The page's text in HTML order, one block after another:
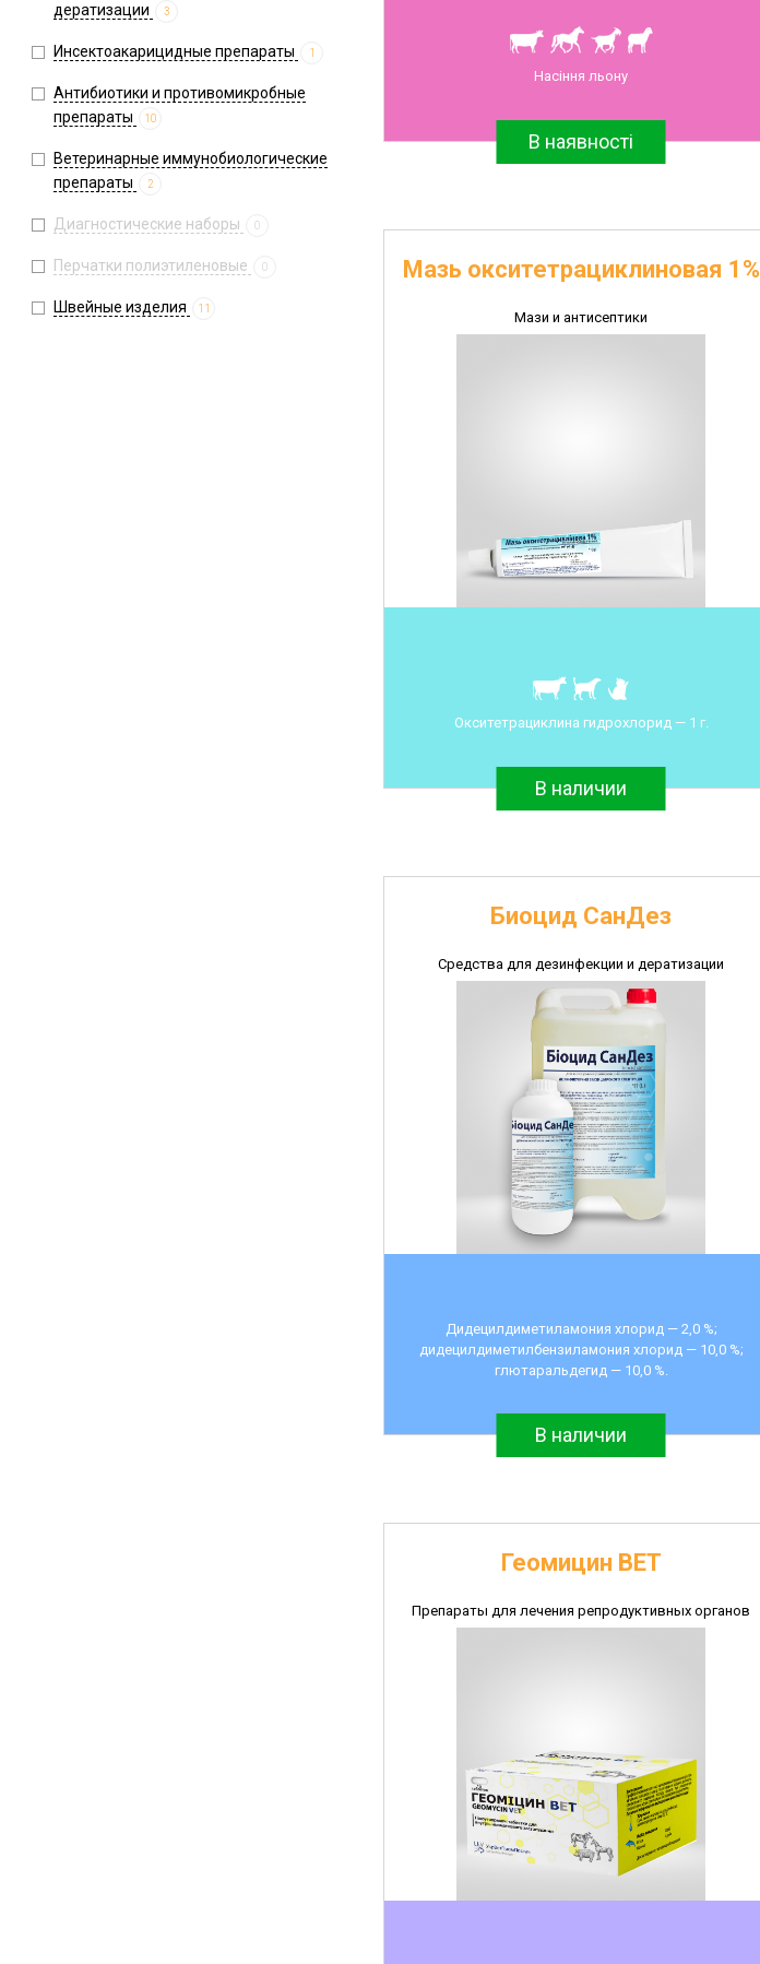
дератизации
3
Инсектоакарицидные препараты 1
Антибиотики и противомикробные
препараты
10
Ветеринарные иммунобиологические
препараты
2
Диагностические наборы 0
Перчатки полиэтиленовые 0
Швейные изделия 11
Насіння льону
В наявності
Мазь окситетрациклиновая 1%
Мази и антисептики
Окситетрациклина гидрохлорид — 1 г.
В наличии
Биоцид СанДез
Средства для дезинфекции и дератизации
Дидецилдиметиламония хлорид — 2,0 %;
дидецилдиметилбензиламония хлорид — 10,0 %;
глютаральдегид — 10,0 %.
В наличии
Геомицин ВЕТ
Препараты для лечения репродуктивных органов